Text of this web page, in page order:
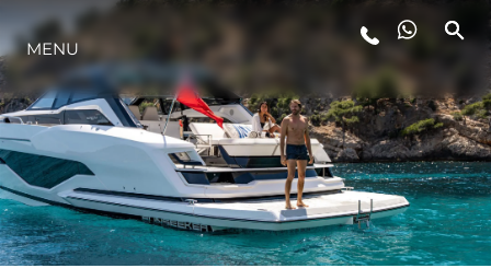
LIFESTYLE
INNOVAZIONE
L'AZIENDA
MENU